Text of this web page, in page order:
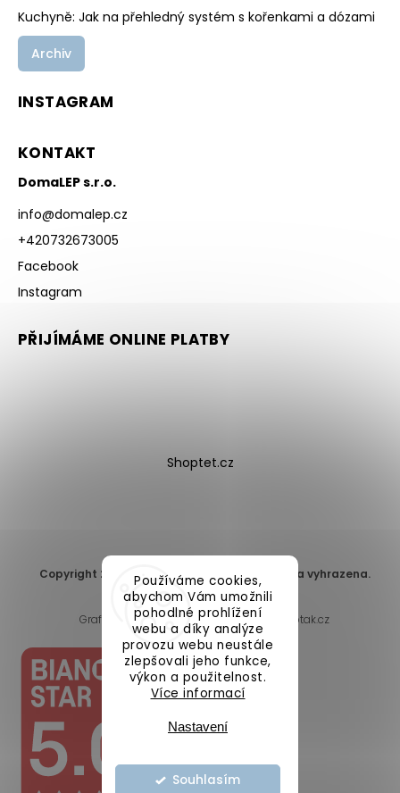
Používáme cookies,
abychom Vám umožnili
pohodlné prohlížení
webu a díky analýze
provozu webu neustále
zlepšovali jeho funkce,
výkon a použitelnost.
Více informací
Nastavení
Souhlasím
Kuchyně: Jak na přehledný systém s kořenkami a dózami
Archiv
INSTAGRAM
KONTAKT
DomaLEP s.r.o.
info@domalep.cz
+420732673005
Facebook
Instagram
PŘIJÍMÁME ONLINE PLATBY
Shoptet.cz
Copyright 2026 DomaLEP s.r.o.
. Všechna práva vyhrazena.
Upravit nastavení cookies
Grafický návrh vytvořil a nakódoval
Shoptak.cz